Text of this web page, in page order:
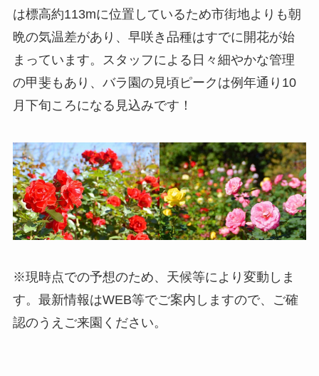
は標高約113mに位置しているため市街地よりも朝
晩の気温差があり、早咲き品種はすでに開花が始
まっています。スタッフによる日々細やかな管理
の甲斐もあり、バラ園の見頃ピークは例年通り10
月下旬ころになる見込みです！
※現時点での予想のため、天候等により変動しま
す。最新情報はWEB等でご案内しますので、ご確
認のうえご来園ください。